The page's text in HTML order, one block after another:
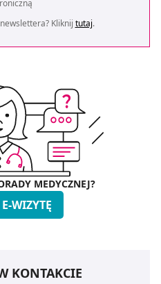
Kliknij tutaj.
MEDYCZNEJ?
WIZYTĘ
KONTAKCIE